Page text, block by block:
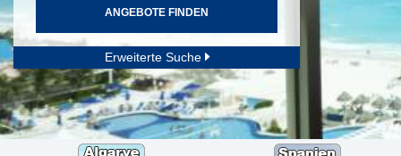
ANGEBOTE FINDEN
Erweiterte Suche